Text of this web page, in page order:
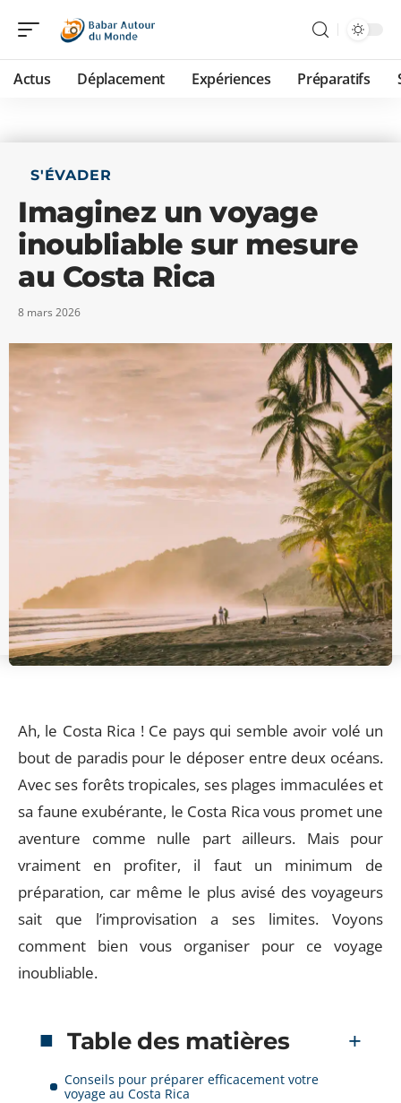
Actus Déplacement Expériences Préparatifs
S'ÉVADER
Imaginez un voyage
inoubliable sur mesure
au Costa Rica
8 mars 2026
Ah, le Costa Rica ! Ce pays qui semble avoir volé un
bout de paradis pour le déposer entre deux océans.
Avec ses forêts tropicales, ses plages immaculées et
sa faune exubérante, le Costa Rica vous promet une
aventure comme nulle part ailleurs. Mais pour
vraiment en profiter, il faut un minimum de
préparation, car même le plus avisé des voyageurs
sait que l’improvisation a ses limites. Voyons
comment bien vous organiser pour ce voyage
inoubliable.
Table des matières
Conseils pour préparer efficacement votre
voyage au Costa Rica